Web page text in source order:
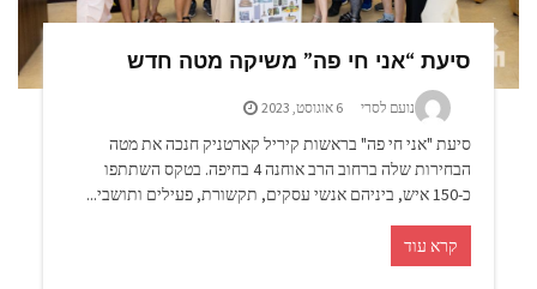
סיעת “אני חי פה” משיקה מטה חדש
נועם לסרי 6 אוגוסט, 2023
סיעת "אני חי פה" בראשות קיריל קארטניק חנכה את מטה
הבחירות שלה ברחוב הרב אוחנה 4 בחיפה. בטקס השתתפו
כ-150 איש, ביניהם אנשי עסקים, תקשורת, פעילים ותושבי...
קרא עוד